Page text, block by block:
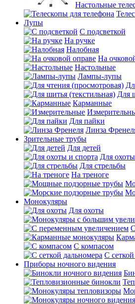
Настольные
Лупы
С подсветкой
На ручке
Налобная
На
Настольные
Лампы-лупы
Для
Карманные
Для пайки
Линза
Зрительные трубы
Для детей
Для
Для стрельбы
На треноге
Монокуляры
Для охоты
С компасом
С
Приборы ночного видения